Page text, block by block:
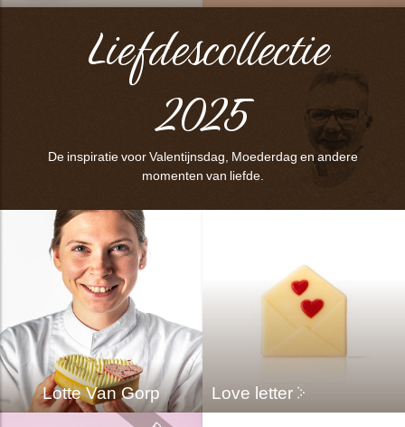
Liefdescollectie
2025
De inspiratie voor Valentijnsdag, Moederdag en andere
momenten van liefde.
Lotte Van Gorp Love letter